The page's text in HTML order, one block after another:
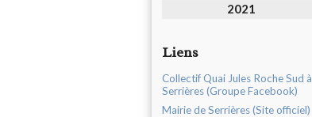
2021
Liens
Collectif Quai Jules Roche Sud à
Serrières (Groupe Facebook)
Mairie de Serrières (Site officiel)